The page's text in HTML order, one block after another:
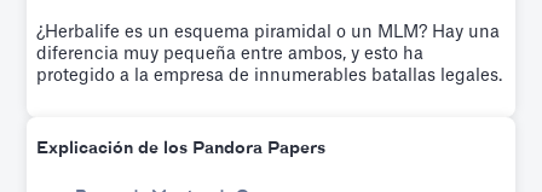
¿Herbalife es un esquema piramidal o un MLM? Hay una
diferencia muy pequeña entre ambos, y esto ha
protegido a la empresa de innumerables batallas legales.
Explicación de los Pandora Papers